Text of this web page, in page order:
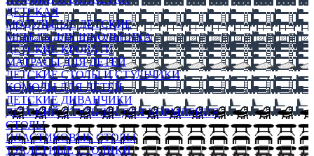
ДЕТСКАЯ
МОДУЛЬНЫЕ ДЕТСКИЕ
МЕБЕЛЬ ДЛЯ ШКОЛЬНИКА
ДЕТСКИЕ КРОВАТИ
МАТРАСЫ ДЛЯ ДЕТЕЙ
ДЕТСКИЕ СТОЛЫ И СТУЛЬЧИКИ
КОМОДЫ ДЛЯ ДЕТЕЙ
ДЕТСКИЕ ДИВАНЧИКИ
ДЕТСКИЙ СТУЛЬЧИК ДЛЯ КОРМЛЕНИЯ
СТОЛЫ
ПЛАСТИКОВЫЕ СТОЛЫ
ТУАЛЕТНЫЕ СТОЛИКИ